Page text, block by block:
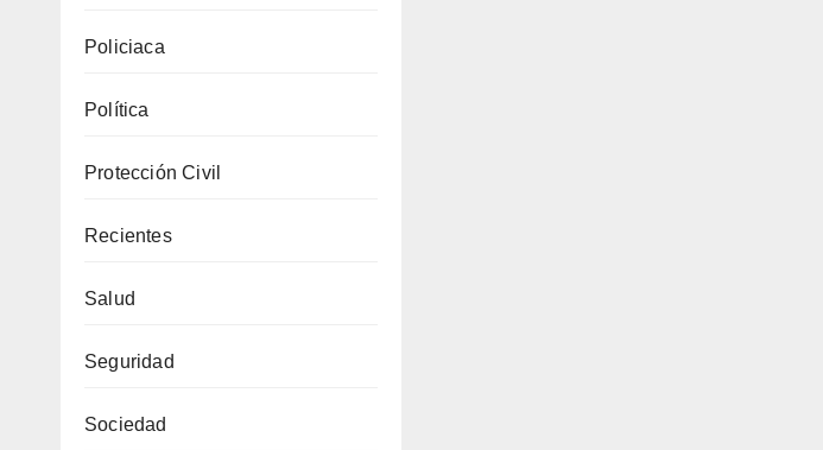
Policiaca
Política
Protección Civil
Recientes
Salud
Seguridad
Sociedad